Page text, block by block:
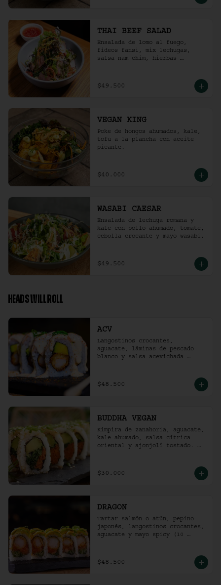
THAI BEEF SALAD
Ensalada de lomo al fuego,
fideos fansi, mix lechugas,
salsa nam chim, hierbas
tostado.
$49.500
VEGAN KING
Poke de hongos ahumados, kale,
tofu a la plancha con aceite
picante.
$40.000
WASABI CAESAR
Ensalada de lechuga romana y
kale con pollo ahumado, tomate,
cebolla crocante y mayo wasabi.
$49.500
HEADS WILL ROLL
ACV
Langostinos crocantes,
aguacate, láminas de pescado
blanco y salsa acevichada
$48.500
BUDDHA VEGAN
Kimpira de zanahoria, aguacate,
kale ahumado, salsa cítrica
oriental y ajonjolí tostado.
$30.000
DRAGON
Tartar salmón o atún, pepino
japonés, langostinos crocantes,
aguacate y mayo spicy (10
$48.500